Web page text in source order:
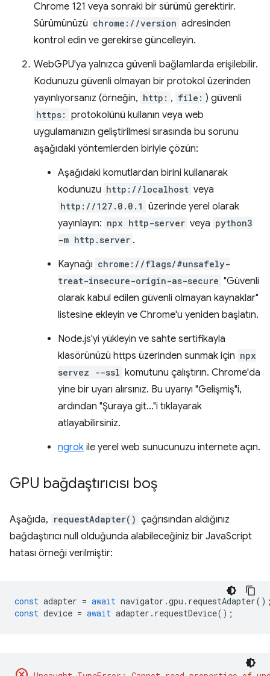
Chrome 121 veya sonraki bir sürümü gerektirir.
Sürümünüzü chrome://version adresinden
kontrol edin ve gerekirse güncelleyin.
WebGPU'ya yalnızca güvenli bağlamlarda erişilebilir.
Kodunuzu güvenli olmayan bir protokol üzerinden
yayınlıyorsanız (örneğin, http: , file: ) güvenli
https: protokolünü kullanın veya web
uygulamanızın geliştirilmesi sırasında bu sorunu
aşağıdaki yöntemlerden biriyle çözün:
Aşağıdaki komutlardan birini kullanarak
kodunuzu http://localhost veya
http://127.0.0.1 üzerinde yerel olarak
yayınlayın: npx http-server veya python3
-m http.server .
Kaynağı chrome://flags/#unsafely-
treat-insecure-origin-as-secure "Güvenli
olarak kabul edilen güvenli olmayan kaynaklar"
listesine ekleyin ve Chrome'u yeniden başlatın.
Node.js'yi yükleyin ve sahte sertifikayla
klasörünüzü https üzerinden sunmak için npx
servez --ssl komutunu çalıştırın. Chrome'da
yine bir uyarı alırsınız. Bu uyarıyı "Gelişmiş"i,
ardından "Şuraya git..."i tıklayarak
atlayabilirsiniz.
ngrok ile yerel web sunucunuzu internete açın.
GPU bağdaştırıcısı boş
Aşağıda, requestAdapter() çağrısından aldığınız
bağdaştırıcı null olduğunda alabileceğiniz bir JavaScript
hatası örneği verilmiştir:
const adapter = await navigator .gpu . requestAdapter
const device = await adapter . requestDevice();